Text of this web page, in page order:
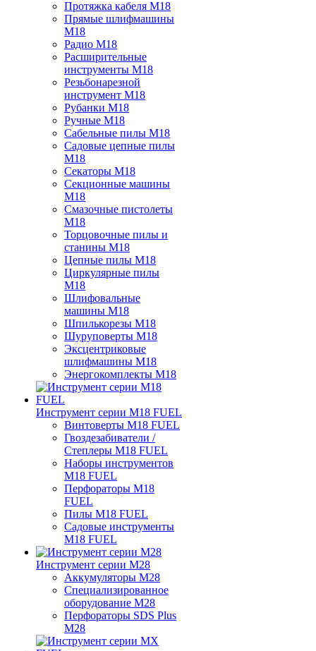
Протяжка кабеля M18
Прямые шлифмашины
M18
Радио M18
Расширительные
инструменты M18
Резьбонарезной
инструмент M18
Рубанки M18
Ручные M18
Сабельные пилы M18
Садовые цепные пилы
M18
Секаторы M18
Секционные машины
M18
Смазочные пистолеты
M18
Торцовочные пилы и
станины M18
Цепные пилы M18
Циркулярные пилы
M18
Шлифовальные
машины M18
Шпилькорезы M18
Шуруповерты M18
Эксцентриковые
шлифмашины M18
Энергокомплекты M18
Инструмент серии M18 FUEL
Винтоверты M18 FUEL
Гвоздезабиватели /
Степлеры M18 FUEL
Наборы инструментов
M18 FUEL
Перфораторы M18
FUEL
Пилы M18 FUEL
Садовые инструменты
M18 FUEL
Инструмент серии M28
Аккумуляторы M28
Специализированное
оборудование M28
Перфораторы SDS Plus
M28